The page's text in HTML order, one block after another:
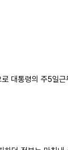
대통령의 주5일